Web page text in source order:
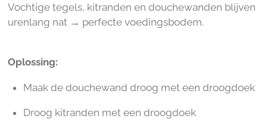
Vochtige tegels, kitranden en douchewanden blijven
urenlang nat → perfecte voedingsbodem.
Oplossing:
Maak de douchewand droog met een droogdoek
Droog kitranden met een droogdoek